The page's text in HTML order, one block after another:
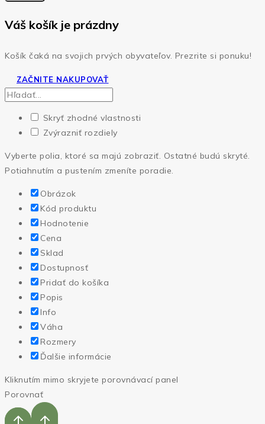
Váš košík je prázdny
Košík čaká na svojich prvých obyvateľov. Prezrite si ponuku!
ZAČNITE NAKUPOVAŤ
Skryť zhodné vlastnosti
Zvýrazniť rozdiely
Vyberte polia, ktoré sa majú zobraziť. Ostatné budú skryté.
Potiahnutím a pustením zmeníte poradie.
Obrázok
Kód produktu
Hodnotenie
Cena
Sklad
Dostupnosť
Pridať do košíka
Popis
Info
Váha
Rozmery
Ďalšie informácie
Kliknutím mimo skryjete porovnávací panel
Porovnať